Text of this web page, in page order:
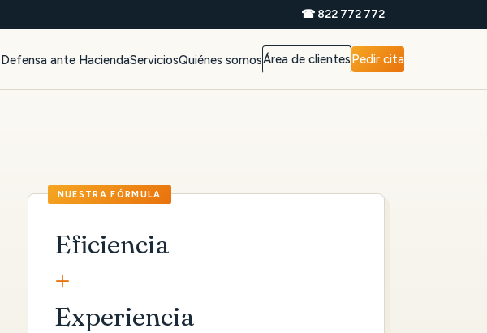
☎ 822 772 772
Defensa ante HaciendaServiciosQuiénes somosÁrea de clientesPedir cita
Eficiencia
+
Experiencia